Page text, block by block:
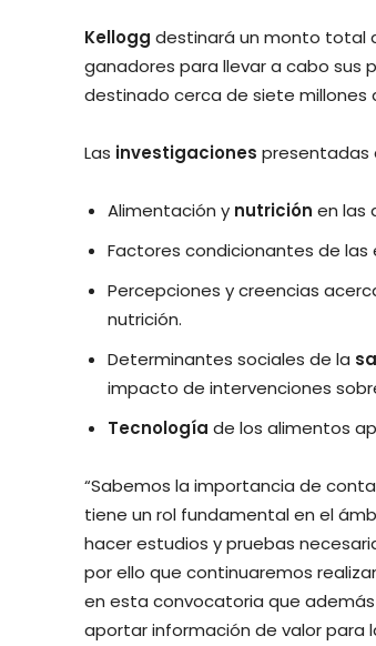
Kellogg destinará un monto total
ganadores para llevar a cabo sus
destinado cerca de siete millones
Las investigaciones presentadas
Alimentación y nutrición en las
Factores condicionantes de
Percepciones y creencias
nutrición.
Determinantes sociales de la
impacto de intervenciones
Tecnología de los alimentos
“Sabemos la importancia de
tiene un rol fundamental en el
hacer estudios y pruebas
por ello que continuaremos
en esta convocatoria que
aportar información de valor para